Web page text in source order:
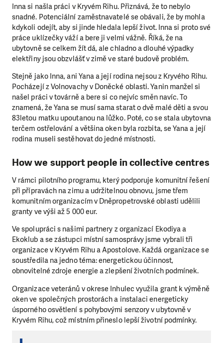
Inna si našla práci v Kryvém Rihu. Přiznává, že to nebylo
snadné. Potenciální zaměstnavatelé se obávali, že by mohla
kdykoli odejít, aby si jinde hledala lepší život. Inna si proto své
práce uklízečky váží a bere ji velmi vážně. Říká, že na
ubytovně se celkem žít dá, ale chladno a dlouhé výpadky
elektřiny jsou obzvlášť v zimě ve staré budově problém.
Stejně jako Inna, ani Yana a její rodina nejsou z Kryvého Rihu.
Pocházejí z Volnovachy v Doněcké oblasti. Yanin manžel si
našel práci v továrně a bere si co nejvíc směn navíc. To
znamená, že Yana se musí sama starat o dvě malé děti a svou
83letou matku upoutanou na lůžko. Poté, co se stala ubytovna
terčem ostřelování a většina oken byla rozbita, se Yana a její
rodina museli sestěhovat do jedné místnosti.
How we support people in collective centres
V rámci pilotního programu, který podporuje komunitní řešení
při přípravách na zimu a udržitelnou obnovu, jsme třem
komunitním organizacím v Dněpropetrovské oblasti udělili
granty ve výši až 5 000 eur.
Ve spolupráci s našimi partnery z organizací Ekodiya a
Ekoklub a se zástupci místní samosprávy jsme vybrali tři
organizace v Kryvém Rihu a Apostolove. Každá organizace se
soustředila na jedno téma: energetickou účinnost,
obnovitelné zdroje energie a zlepšení životních podmínek.
Organizace veteránů v okrese Inhulec využila grant k výměně
oken ve společných prostorách a instalaci energeticky
úsporného osvětlení s pohybovými senzory v ubytovně v
Kryvém Rihu, což místním přineslo lepší životní podmínky.